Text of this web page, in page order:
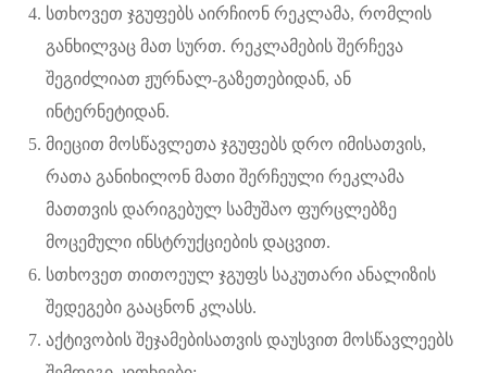
სთხოვეთ ჯგუფებს აირჩიონ რეკლამა, რომლის
განხილვაც მათ სურთ. რეკლამების შერჩევა
შეგიძლიათ ჟურნალ-გაზეთებიდან, ან
ინტერნეტიდან.
მიეცით მოსწავლეთა ჯგუფებს დრო იმისათვის,
რათა განიხილონ მათი შერჩეული რეკლამა
მათთვის დარიგებულ სამუშაო ფურცლებზე
მოცემული ინსტრუქციების დაცვით.
სთხოვეთ თითოეულ ჯგუფს საკუთარი ანალიზის
შედეგები გააცნონ კლასს.
აქტივობის შეჯამებისათვის დაუსვით მოსწავლეებს